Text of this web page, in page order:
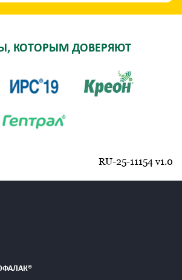
КОТОРЫМ ДОВЕРЯЮТ
RU-25-11154 v1.0